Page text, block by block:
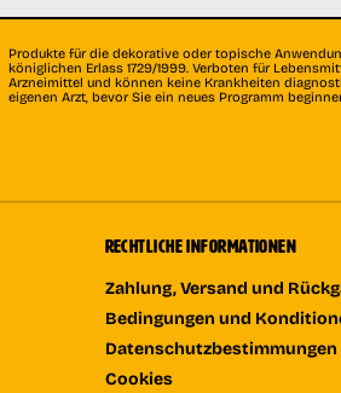
Produkte für die dekorative oder topische
königlichen Erlass 1729/1999. Verboten für
Arzneimittel und können keine Krankheiten
eigenen Arzt, bevor Sie ein neues Programm
RECHTLICHE INFORMATIONEN
Zahlung, Versand und
Bedingungen und
Datenschutzbestimmungen
Cookies